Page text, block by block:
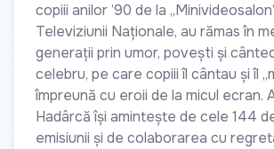
copiii anilor ’90 de la
Televiziunii Naționale, au rămas în
generații prin umor, povești și
celebru, pe care copiii îl cântau și îl
împreună cu eroii de la micul ecran.
Hadârcă își amintește de cele 144
emisiunii și de colaborarea cu